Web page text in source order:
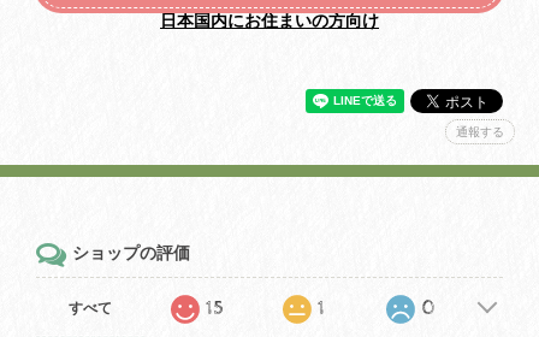
日本国内にお住まいの方向け
通報する
ショップの評価
すべて 15 1 0